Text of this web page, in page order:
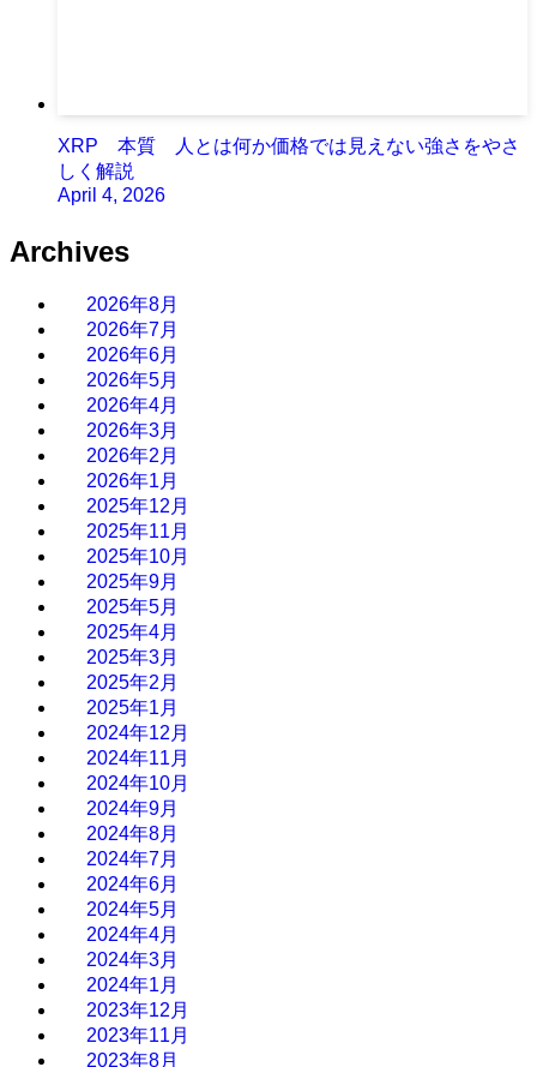
XRP 本質 人とは何か価格では見えない強さをやさ
しく解説
April 4, 2026
Archives
2026年8月
2026年7月
2026年6月
2026年5月
2026年4月
2026年3月
2026年2月
2026年1月
2025年12月
2025年11月
2025年10月
2025年9月
2025年5月
2025年4月
2025年3月
2025年2月
2025年1月
2024年12月
2024年11月
2024年10月
2024年9月
2024年8月
2024年7月
2024年6月
2024年5月
2024年4月
2024年3月
2024年1月
2023年12月
2023年11月
2023年8月